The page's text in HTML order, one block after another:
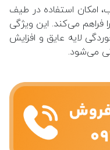
امکان استفاده در طیف
می‌کند. این ویژگی
لایه عایق و افزایش
می‌شود.